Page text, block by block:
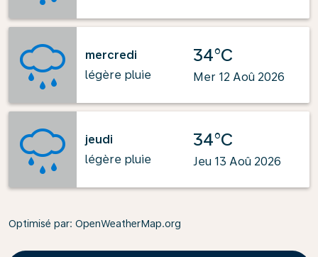
mercredi
légère pluie
34°C
Mer 12 Aoû 2026
jeudi
légère pluie
34°C
Jeu 13 Aoû 2026
Optimisé par: OpenWeatherMap.org